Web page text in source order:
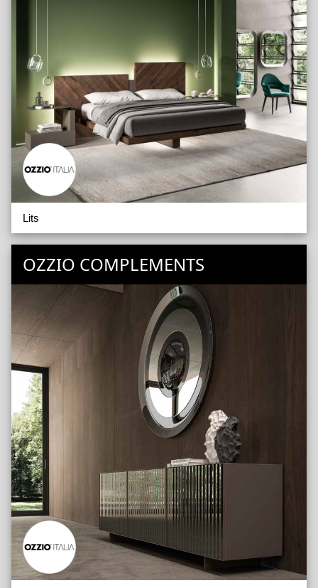
Lits
OZZIO COMPLEMENTS